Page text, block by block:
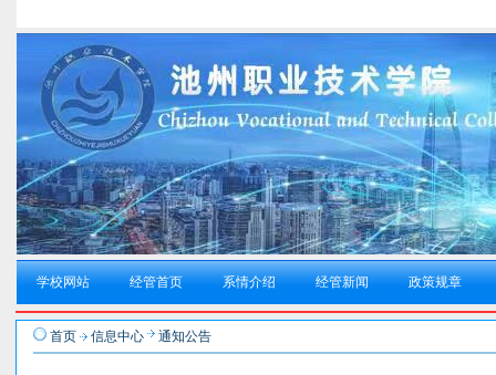
学校网站 经管首页 系情介绍 经管新闻 政策规章
首页 信息中心 通知公告